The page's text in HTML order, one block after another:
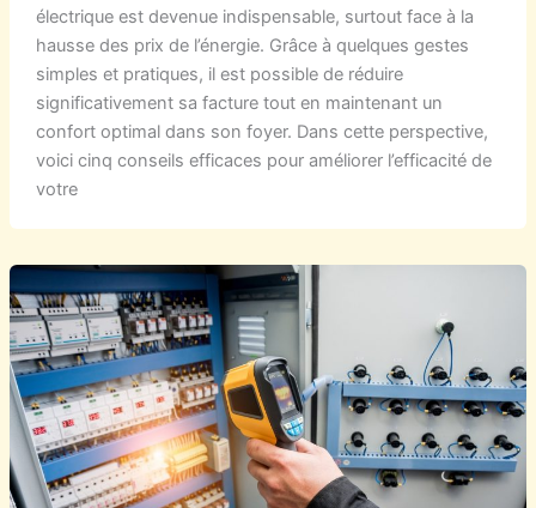
électrique est devenue indispensable, surtout face à la
hausse des prix de l’énergie. Grâce à quelques gestes
simples et pratiques, il est possible de réduire
significativement sa facture tout en maintenant un
confort optimal dans son foyer. Dans cette perspective,
voici cinq conseils efficaces pour améliorer l’efficacité de
votre